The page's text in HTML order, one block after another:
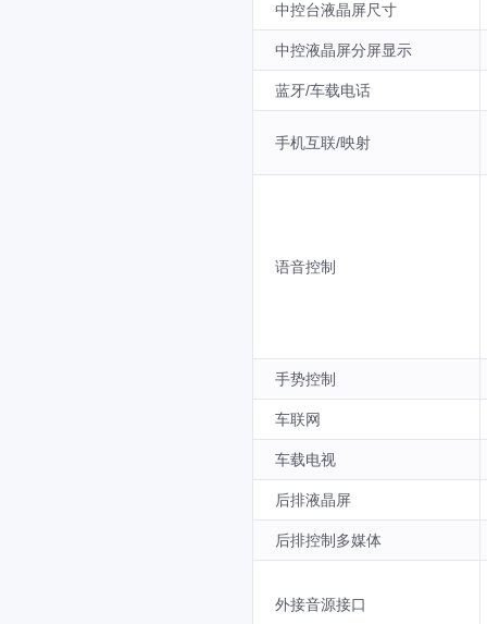
中控台液晶屏尺寸
中控液晶屏分屏显示
蓝牙/车载电话
手机互联/映射
语音控制
手势控制
车联网
车载电视
后排液晶屏
后排控制多媒体
外接音源接口